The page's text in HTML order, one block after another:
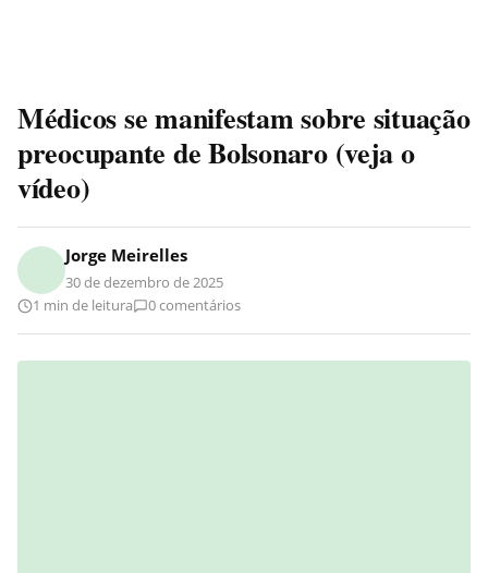
Médicos se manifestam sobre situação
preocupante de Bolsonaro (veja o
vídeo)
Jorge Meirelles
30 de dezembro de 2025
1 min de leitura
0 comentários